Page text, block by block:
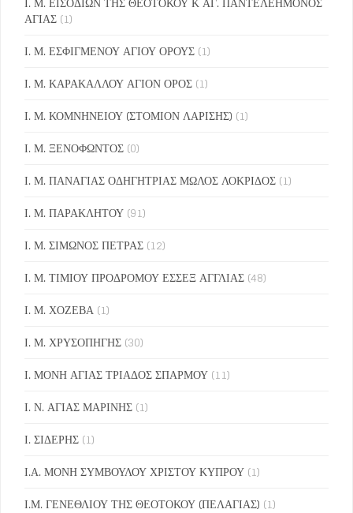
ΑΓΙΑΣ (1)
Ι. Μ. ΕΣΦΙΓΜΕΝΟΥ ΑΓΙΟΥ ΟΡΟΥΣ (1)
Ι. Μ. ΚΑΡΑΚΑΛΛΟΥ ΑΓΙΟΝ ΟΡΟΣ (1)
Ι. Μ. ΚΟΜΝΗΝΕΙΟΥ (ΣΤΟΜΙΟΝ ΛΑΡΙΣΗΣ) (1)
Ι. Μ. ΞΕΝΟΦΩΝΤΟΣ (0)
Ι. Μ. ΠΑΝΑΓΙΑΣ ΟΔΗΓΗΤΡΙΑΣ ΜΩΛΟΣ ΛΟΚΡΙΔΟΣ (1)
Ι. Μ. ΠΑΡΑΚΛΗΤΟΥ (91)
Ι. Μ. ΣΙΜΩΝΟΣ ΠΕΤΡΑΣ (12)
Ι. Μ. ΤΙΜΙΟΥ ΠΡΟΔΡΟΜΟΥ ΕΣΣΕΞ ΑΓΓΛΙΑΣ (48)
Ι. Μ. ΧΟΖΕΒΑ (1)
Ι. Μ. ΧΡΥΣΟΠΗΓΗΣ (30)
Ι. ΜΟΝΗ ΑΓΙΑΣ ΤΡΙΑΔΟΣ ΣΠΑΡΜΟΥ (11)
Ι. Ν. ΑΓΙΑΣ ΜΑΡΙΝΗΣ (1)
Ι. ΣΙΔΕΡΗΣ (1)
Ι.Α. ΜΟΝΗ ΣΥΜΒΟΥΛΟΥ ΧΡΙΣΤΟΥ ΚΥΠΡΟΥ (1)
Ι.Μ. ΓΕΝΕΘΛΙΟΥ ΤΗΣ ΘΕΟΤΟΚΟΥ (ΠΕΛΑΓΙΑΣ) (1)